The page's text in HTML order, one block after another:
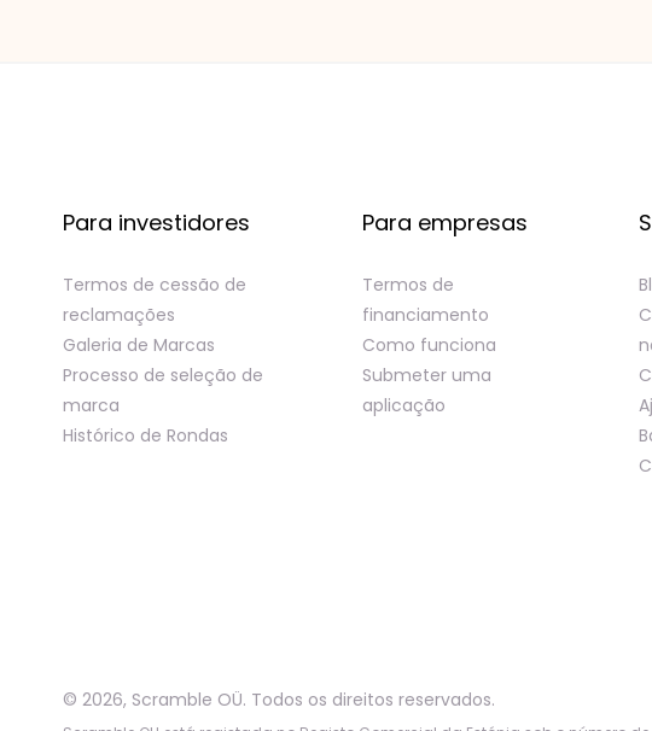
Para investidores
Termos de cessão de
reclamações
Galeria de Marcas
Processo de seleção de
marca
Histórico de Rondas
Para empresas
Termos de
financiamento
Como funciona
Submeter uma
aplicação
© 2026, Scramble OÜ. Todos os direitos reservados.